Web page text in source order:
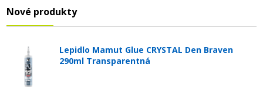
Nové produkty
Lepidlo Mamut Glue CRYSTAL Den Braven
290ml Transparentná